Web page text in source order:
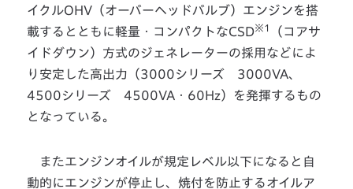
イクルOHV（オーバーヘッドバルブ）エンジンを搭
載するとともに軽量・コンパクトなCSD※1
（コアサ
イドダウン）方式のジェネレーターの採用などによ
り安定した高出力（3000シリーズ 3000VA、
4500シリーズ 4500VA・60Hz）を発揮するもの
となっている。
またエンジンオイルが規定レベル以下になると自
動的にエンジンが停止し、焼付を防止するオイルア